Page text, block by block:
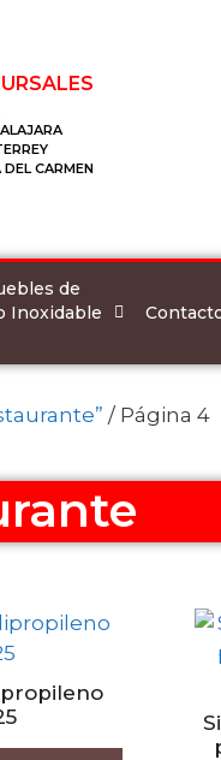
DEL CARMEN
de
Inoxidable
/ Página 4